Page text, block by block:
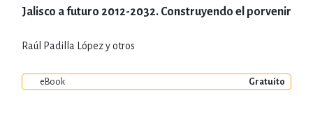
Jalisco a futuro 2012-2032. Construyendo el porvenir
Raúl Padilla López y otros
eBook Gratuito